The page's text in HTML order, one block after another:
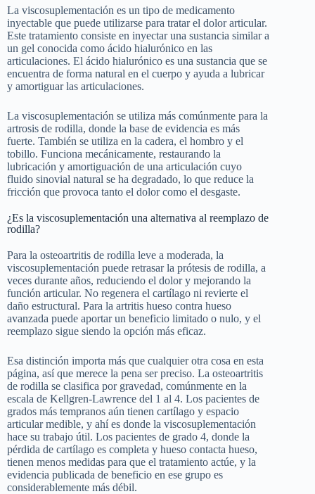
La viscosuplementación es un tipo de medicamento
inyectable que puede utilizarse para tratar el dolor articular.
Este tratamiento consiste en inyectar una sustancia similar a
un gel conocida como ácido hialurónico en las
articulaciones. El ácido hialurónico es una sustancia que se
encuentra de forma natural en el cuerpo y ayuda a lubricar
y amortiguar las articulaciones.
La viscosuplementación se utiliza más comúnmente para la
artrosis de rodilla, donde la base de evidencia es más
fuerte. También se utiliza en la cadera, el hombro y el
tobillo. Funciona mecánicamente, restaurando la
lubricación y amortiguación de una articulación cuyo
fluido sinovial natural se ha degradado, lo que reduce la
fricción que provoca tanto el dolor como el desgaste.
¿Es la viscosuplementación una alternativa al reemplazo de
rodilla?
Para la osteoartritis de rodilla leve a moderada, la
viscosuplementación puede retrasar la prótesis de rodilla, a
veces durante años, reduciendo el dolor y mejorando la
función articular. No regenera el cartílago ni revierte el
daño estructural. Para la artritis hueso contra hueso
avanzada puede aportar un beneficio limitado o nulo, y el
reemplazo sigue siendo la opción más eficaz.
Esa distinción importa más que cualquier otra cosa en esta
página, así que merece la pena ser preciso. La osteoartritis
de rodilla se clasifica por gravedad, comúnmente en la
escala de Kellgren-Lawrence del 1 al 4. Los pacientes de
grados más tempranos aún tienen cartílago y espacio
articular medible, y ahí es donde la viscosuplementación
hace su trabajo útil. Los pacientes de grado 4, donde la
pérdida de cartílago es completa y hueso contacta hueso,
tienen menos medidas para que el tratamiento actúe, y la
evidencia publicada de beneficio en ese grupo es
considerablemente más débil.